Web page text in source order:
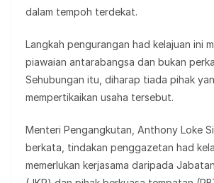
dalam tempoh terdekat.
Langkah pengurangan had kelajuan ini
piawaian antarabangsa dan bukan
Sehubungan itu, diharap tiada pihak
mempertikaikan usaha tersebut.
Menteri Pengangkutan, Anthony Loke
berkata, tindakan penggazetan had
memerlukan kerjasama daripada